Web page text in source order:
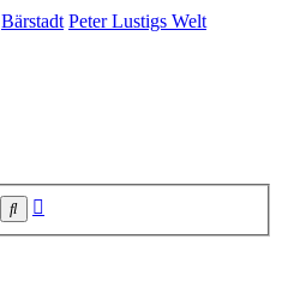
Bärstadt Peter Lustigs Welt
Suche